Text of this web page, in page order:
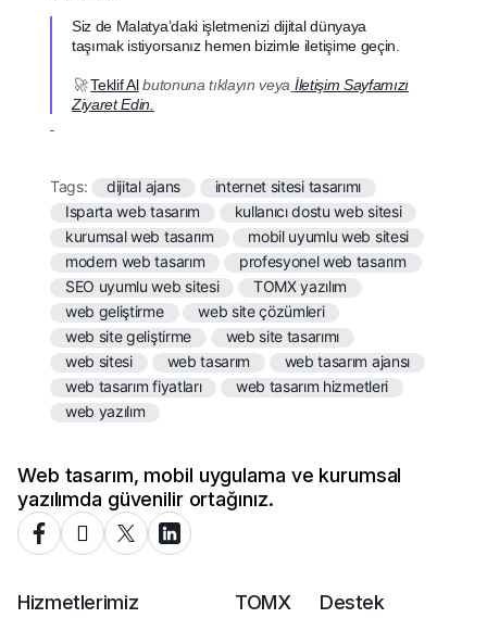
Siz de Malatya’daki işletmenizi dijital dünyaya
taşımak istiyorsanız hemen bizimle iletişime geçin.
🚀Teklif Albutonuna tıklayın veya İletişim Sayfamızı
Ziyaret Edin.
Tags: dijital ajans
internet sitesi tasarımı
Isparta web tasarım
kullanıcı dostu web sitesi
kurumsal web tasarım
mobil uyumlu web sitesi
modern web tasarım
profesyonel web tasarım
SEO uyumlu web sitesi
TOMX yazılım
web geliştirme
web site çözümleri
web site geliştirme
web site tasarımı
web sitesi
web tasarım
web tasarım ajansı
web tasarım fiyatları
web tasarım hizmetleri
web yazılım
Web tasarım, mobil uygulama ve kurumsal
yazılımda güvenilir ortağınız.
Hizmetlerimiz TOMX Destek